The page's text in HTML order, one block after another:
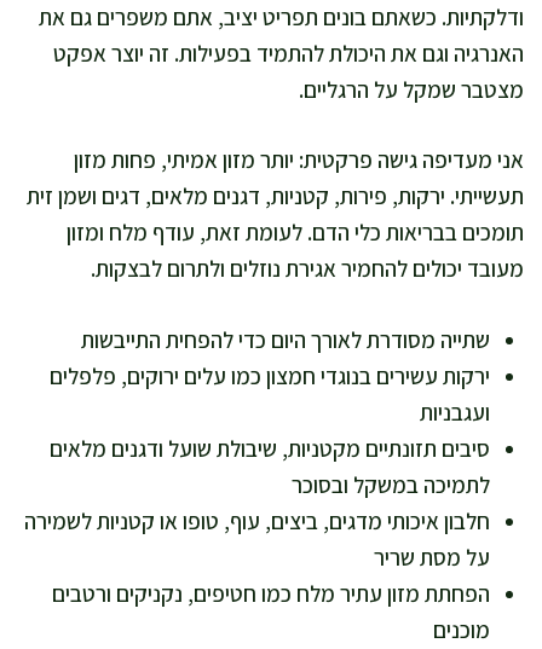
ודלקתיות. כשאתם בונים תפריט יציב, אתם משפרים גם את
האנרגיה וגם את היכולת להתמיד בפעילות. זה יוצר אפקט
מצטבר שמקל על הרגליים.
אני מעדיפה גישה פרקטית: יותר מזון אמיתי, פחות מזון
תעשייתי. ירקות, פירות, קטניות, דגנים מלאים, דגים ושמן זית
תומכים בבריאות כלי הדם. לעומת זאת, עודף מלח ומזון
מעובד יכולים להחמיר אגירת נוזלים ולתרום לבצקות.
שתייה מסודרת לאורך היום כדי להפחית התייבשות
ירקות עשירים בנוגדי חמצון כמו עלים ירוקים, פלפלים
ועגבניות
סיבים תזונתיים מקטניות, שיבולת שועל ודגנים מלאים
לתמיכה במשקל ובסוכר
חלבון איכותי מדגים, ביצים, עוף, טופו או קטניות לשמירה
על מסת שריר
הפחתת מזון עתיר מלח כמו חטיפים, נקניקים ורטבים
מוכנים